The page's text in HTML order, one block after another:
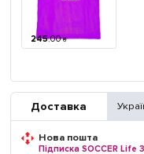
245.00 ₴
Доставка
Нова пошта
Підписка SOCCER Life